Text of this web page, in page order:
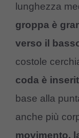
lunghezza
groppa è
verso il
costole
coda è
base alla
anche più
movimento,